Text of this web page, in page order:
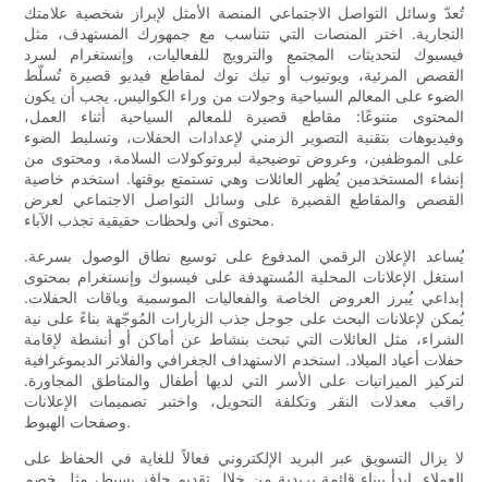
تُعدّ وسائل التواصل الاجتماعي المنصة الأمثل لإبراز شخصية علامتك
التجارية. اختر المنصات التي تتناسب مع جمهورك المستهدف، مثل
فيسبوك لتحديثات المجتمع والترويج للفعاليات، وإنستغرام لسرد
القصص المرئية، ويوتيوب أو تيك توك لمقاطع فيديو قصيرة تُسلّط
الضوء على المعالم السياحية وجولات من وراء الكواليس. يجب أن يكون
المحتوى متنوعًا: مقاطع قصيرة للمعالم السياحية أثناء العمل،
وفيديوهات بتقنية التصوير الزمني لإعدادات الحفلات، وتسليط الضوء
على الموظفين، وعروض توضيحية لبروتوكولات السلامة، ومحتوى من
إنشاء المستخدمين يُظهر العائلات وهي تستمتع بوقتها. استخدم خاصية
القصص والمقاطع القصيرة على وسائل التواصل الاجتماعي لعرض
محتوى آني ولحظات حقيقية تجذب الآباء.
يُساعد الإعلان الرقمي المدفوع على توسيع نطاق الوصول بسرعة.
استغل الإعلانات المحلية المُستهدفة على فيسبوك وإنستغرام بمحتوى
إبداعي يُبرز العروض الخاصة والفعاليات الموسمية وباقات الحفلات.
يُمكن لإعلانات البحث على جوجل جذب الزيارات المُوجّهة بناءً على نية
الشراء، مثل العائلات التي تبحث بنشاط عن أماكن أو أنشطة لإقامة
حفلات أعياد الميلاد. استخدم الاستهداف الجغرافي والفلاتر الديموغرافية
لتركيز الميزانيات على الأسر التي لديها أطفال والمناطق المجاورة.
راقب معدلات النقر وتكلفة التحويل، واختبر تصميمات الإعلانات
وصفحات الهبوط.
لا يزال التسويق عبر البريد الإلكتروني فعالاً للغاية في الحفاظ على